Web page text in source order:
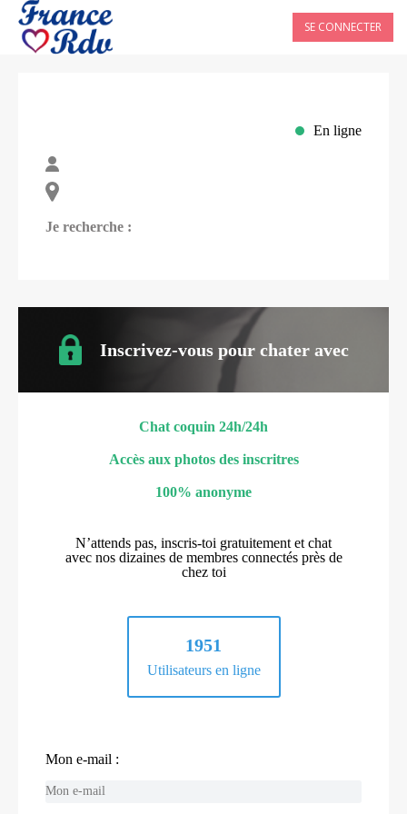
SE CONNECTER
En ligne
Je recherche :
Inscrivez-vous pour chater avec
Chat coquin 24h/24h
Accès aux photos des inscritres
100% anonyme
N’attends pas, inscris-toi gratuitement et chat
avec nos dizaines de membres connectés près de
chez toi
1951
Utilisateurs en ligne
Mon e-mail :